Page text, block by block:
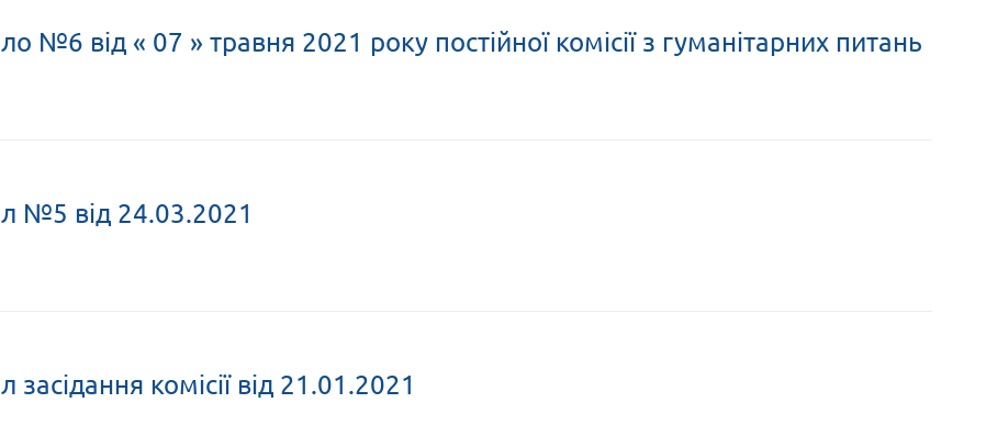
№6 від « 07 » травня 2021 року постійної комісії з гуманітарних питань
№5 від 24.03.2021
засідання комісії від 21.01.2021